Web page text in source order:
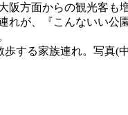
方面からの観光客も
れが、『こんないい
する家族連れ。写真(